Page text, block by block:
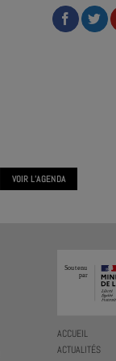
VOIR L'AGENDA
ACCUEIL
ACTUALITÉS